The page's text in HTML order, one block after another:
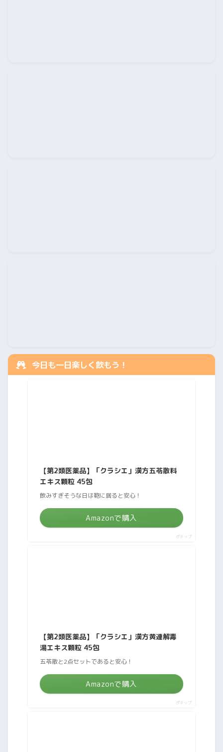
今日も一日楽しく飲もう！
【第2類医薬品】「クラシエ」漢方五苓散料
エキス顆粒 45包
飲みすぎそうな日は鞄に居ると安心！
Amazonで購入
ポチップ
【第2類医薬品】「クラシエ」漢方黄連解毒
湯エキス顆粒 45包
五苓散と2点セットであると安心！
Amazonで購入
ポチップ